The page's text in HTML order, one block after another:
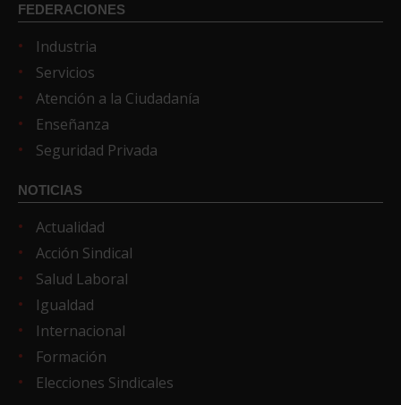
FEDERACIONES
Industria
Servicios
Atención a la Ciudadanía
Enseñanza
Seguridad Privada
NOTICIAS
Actualidad
Acción Sindical
Salud Laboral
Igualdad
Internacional
Formación
Elecciones Sindicales